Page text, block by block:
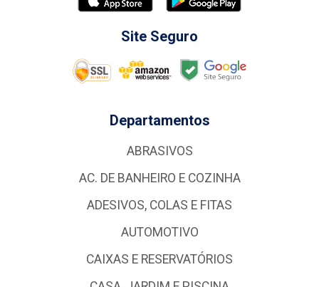
Site Seguro
Departamentos
ABRASIVOS
AC. DE BANHEIRO E COZINHA
ADESIVOS, COLAS E FITAS
AUTOMOTIVO
CAIXAS E RESERVATÓRIOS